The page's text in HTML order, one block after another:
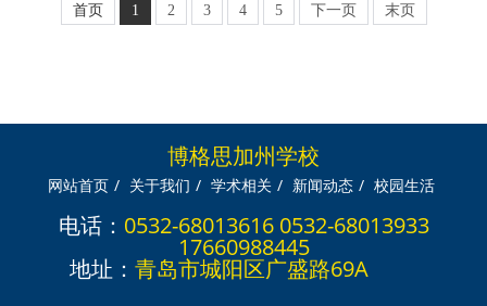
首页 1 2 3 4 5 下一页 末页
博格思加州学校
网站首页 / 关于我们 / 学术相关 / 新闻动态 / 校园生活
电话： 0532-68013616 0532-68013933
17660988445
地址： 青岛市城阳区广盛路69A